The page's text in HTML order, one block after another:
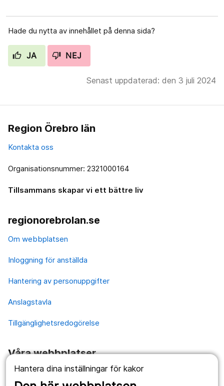
Hantera dina inställningar för kakor
Hade du nytta av innehållet på denna sida?
JA NEJ
Senast uppdaterad: den 3 juli 2024
Region Örebro län
Kontakta oss
Organisationsnummer: 2321000164
Tillsammans skapar vi ett bättre liv
regionorebrolan.se
Om webbplatsen
Inloggning för anställda
Hantering av personuppgifter
Anslagstavla
Tillgänglighetsredogörelse
Våra webbplatser
1177.se